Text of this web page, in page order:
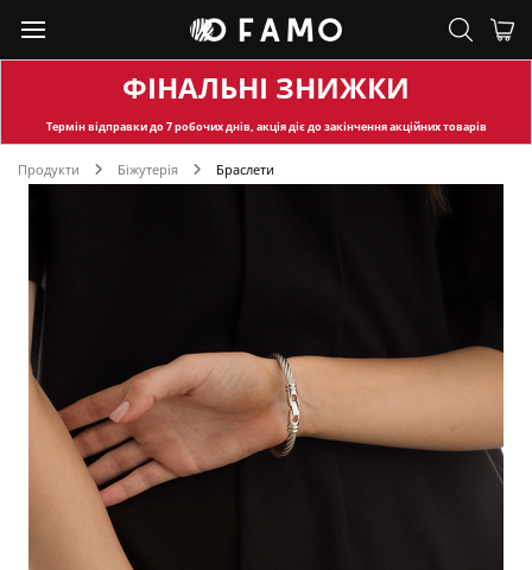
ФІНАЛЬНІ ЗНИЖКИ
Термін відправкидо 7 робочих днів, акція діє до закінчення акційних товарів
Продукти Біжутерія Браслети